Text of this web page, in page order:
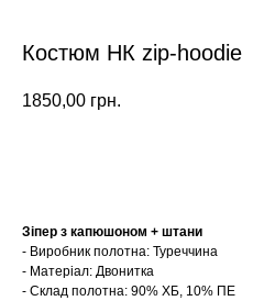
Костюм НК zip-hoodie
1850,00 грн.
Зіпер з капюшоном + штани
- Виробник полотна: Туреччина
- Матеріал: Двонитка
- Склад полотна: 90% ХБ, 10% ПЕ